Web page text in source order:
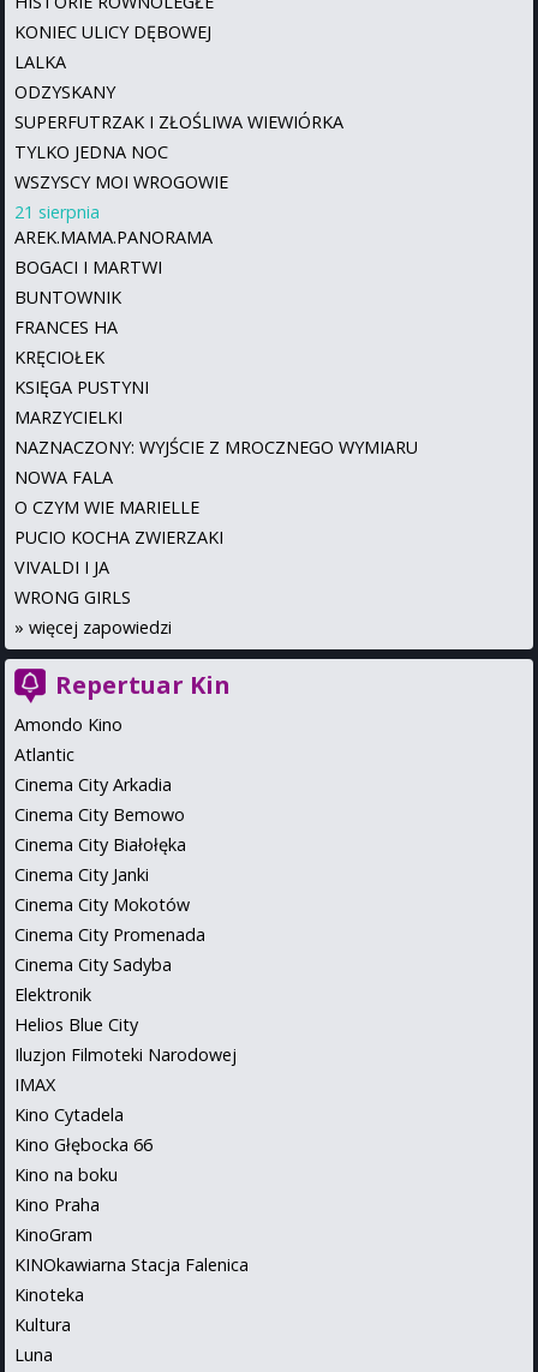
KONIEC ULICY DĘBOWEJ
LALKA
ODZYSKANY
SUPERFUTRZAK I ZŁOŚLIWA WIEWIÓRKA
TYLKO JEDNA NOC
WSZYSCY MOI WROGOWIE
21 sierpnia
AREK.MAMA.PANORAMA
BOGACI I MARTWI
BUNTOWNIK
FRANCES HA
KRĘCIOŁEK
KSIĘGA PUSTYNI
MARZYCIELKI
NAZNACZONY: WYJŚCIE Z MROCZNEGO WYMIARU
NOWA FALA
O CZYM WIE MARIELLE
PUCIO KOCHA ZWIERZAKI
VIVALDI I JA
WRONG GIRLS
» więcej zapowiedzi
Repertuar Kin
Amondo Kino
Atlantic
Cinema City Arkadia
Cinema City Bemowo
Cinema City Białołęka
Cinema City Janki
Cinema City Mokotów
Cinema City Promenada
Cinema City Sadyba
Elektronik
Helios Blue City
Iluzjon Filmoteki Narodowej
IMAX
Kino Cytadela
Kino Głębocka 66
Kino na boku
Kino Praha
KinoGram
KINOkawiarna Stacja Falenica
Kinoteka
Kultura
Luna